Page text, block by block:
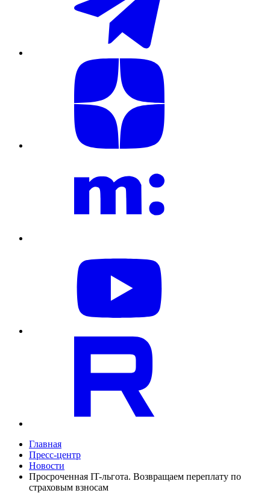
Главная
Пресс-центр
Новости
Просроченная IT-льгота. Возвращаем переплату по
страховым взносам